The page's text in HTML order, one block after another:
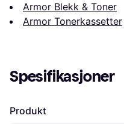
Armor Blekk & Toner
Armor Tonerkassetter
Spesifikasjoner
Produkt